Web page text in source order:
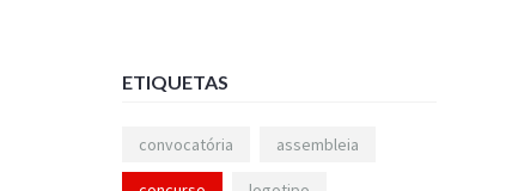
ETIQUETAS
convocatória assembleia